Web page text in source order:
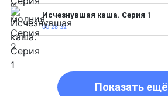
Исчезнувшая каша. Серия 1
00:28:32
Показать ещё